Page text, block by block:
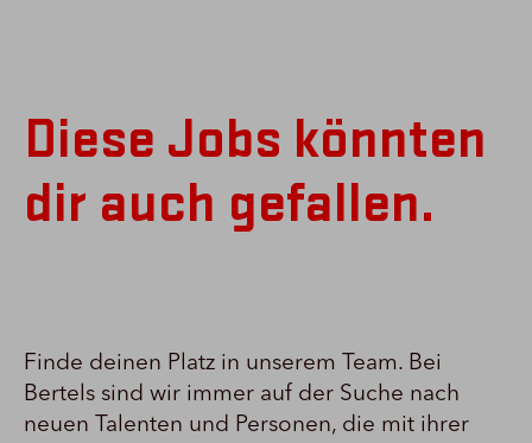
Diese Jobs könnten
dir auch gefallen.
Finde deinen Platz in unserem Team. Bei
Bertels sind wir immer auf der Suche nach
neuen Talenten und Personen, die mit ihrer